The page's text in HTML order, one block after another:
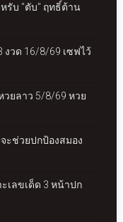
รับ "ตับ" ฤทธิ์ต้าน
วด 16/8/69 เซฟไว้
วยลาว 5/8/69 หวย
ะช่วยปกป้องสมอง
เลขเด็ด 3 หน้าปก